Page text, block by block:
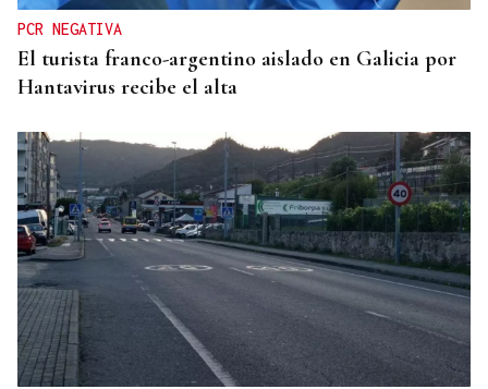
PCR NEGATIVA
El turista franco-argentino aislado en Galicia por
Hantavirus recibe el alta